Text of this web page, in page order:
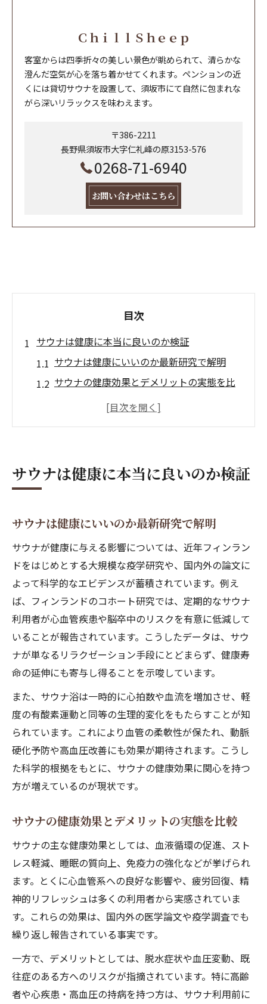
ＣｈｉｌｌＳｈｅｅｐ
客室からは四季折々の美しい景色が眺められて、清らかな
澄んだ空気が心を落ち着かせてくれます。ペンションの近
くには貸切サウナを設置して、須坂市にて自然に包まれな
がら深いリラックスを味わえます。
〒386-2211
長野県須坂市大字仁礼峰の原3153-576
0268-71-6940
お問い合わせはこちら
目次
サウナは健康に本当に良いのか検証
サウナは健康にいいのか最新研究で解明
サウナの健康効果とデメリットの実態を比
科学が示すサウナ活用と健康維持の秘訣
サウナ活用で健康寿命を延ばす方法を紹介
サウナの健康エビデンスと日常活用術
サウナ習慣で心血管疾患を防ぐ科学的知見
サウナと健康維持のベストプラクティスと
は
健康志向なら知っておきたいサウナの真実
健康志向の方へサウナの本当の効能を解説
サウナが健康に悪いと言われる理由を検証
サウナの効果とリスクを科学的に正しく知
る
健康的なサウナ活用法と注意点を徹底紹介
サウナで健康促進に役立つポイントを解説
デメリットもある？サウナの健康リスク考察
サウナの健康リスクと安全利用法を解説
は
サウナのデメリットとリスク回避法の実践
サウナはやめた方がいい人の特徴と注意点
サウナの利用で健康が損なわれる要因を検
証
リラックス以上に期待できるサウナの効能とは
サウナのリラックス効果と健康面のメリッ
ト
サウナ利用で期待できる健康効果を紹介
健康寿命延伸に役立つサウナの効能を解説
サウナは健康に本当に良いのか検証
サウナは健康にいいのか最新研究で解明
サウナが健康に与える影響については、近年フィンラン
ドをはじめとする大規模な疫学研究や、国内外の論文に
よって科学的なエビデンスが蓄積されています。例え
ば、フィンランドのコホート研究では、定期的なサウナ
利用者が心血管疾患や脳卒中のリスクを有意に低減して
いることが報告されています。こうしたデータは、サウ
ナが単なるリラクゼーション手段にとどまらず、健康寿
命の延伸にも寄与し得ることを示唆しています。
また、サウナ浴は一時的に心拍数や血流を増加させ、軽
度の有酸素運動と同等の生理的変化をもたらすことが知
られています。これにより血管の柔軟性が保たれ、動脈
硬化予防や高血圧改善にも効果が期待されます。こうし
た科学的根拠をもとに、サウナの健康効果に関心を持つ
方が増えているのが現状です。
サウナの健康効果とデメリットの実態を比較
サウナの主な健康効果としては、血液循環の促進、スト
レス軽減、睡眠の質向上、免疫力の強化などが挙げられ
ます。とくに心血管系への良好な影響や、疲労回復、精
神的リフレッシュは多くの利用者から実感されていま
す。これらの効果は、国内外の医学論文や疫学調査でも
繰り返し報告されている事実です。
一方で、デメリットとしては、脱水症状や血圧変動、既
往症のある方へのリスクが指摘されています。特に高齢
者や心疾患・高血圧の持病を持つ方は、サウナ利用前に